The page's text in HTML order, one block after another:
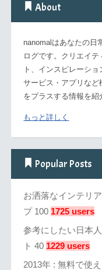
About
nanomalはあなたの日
ログです。クリエイ
ト、インスピレーシ
サービス・アプリなど
をプラスする情報を紹
もっと詳しく
Popular Posts
お洒落なインテリ
プ 100 1725 users
参考にしたい日本
ト 40 1229 users
2013年 : 無料で使